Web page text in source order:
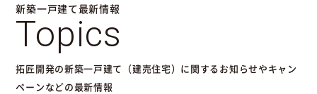
新築一戸建て最新情報
Topics
拓匠開発の新築一戸建て（建売住宅）に関するお知らせやキャン
ペーンなどの最新情報